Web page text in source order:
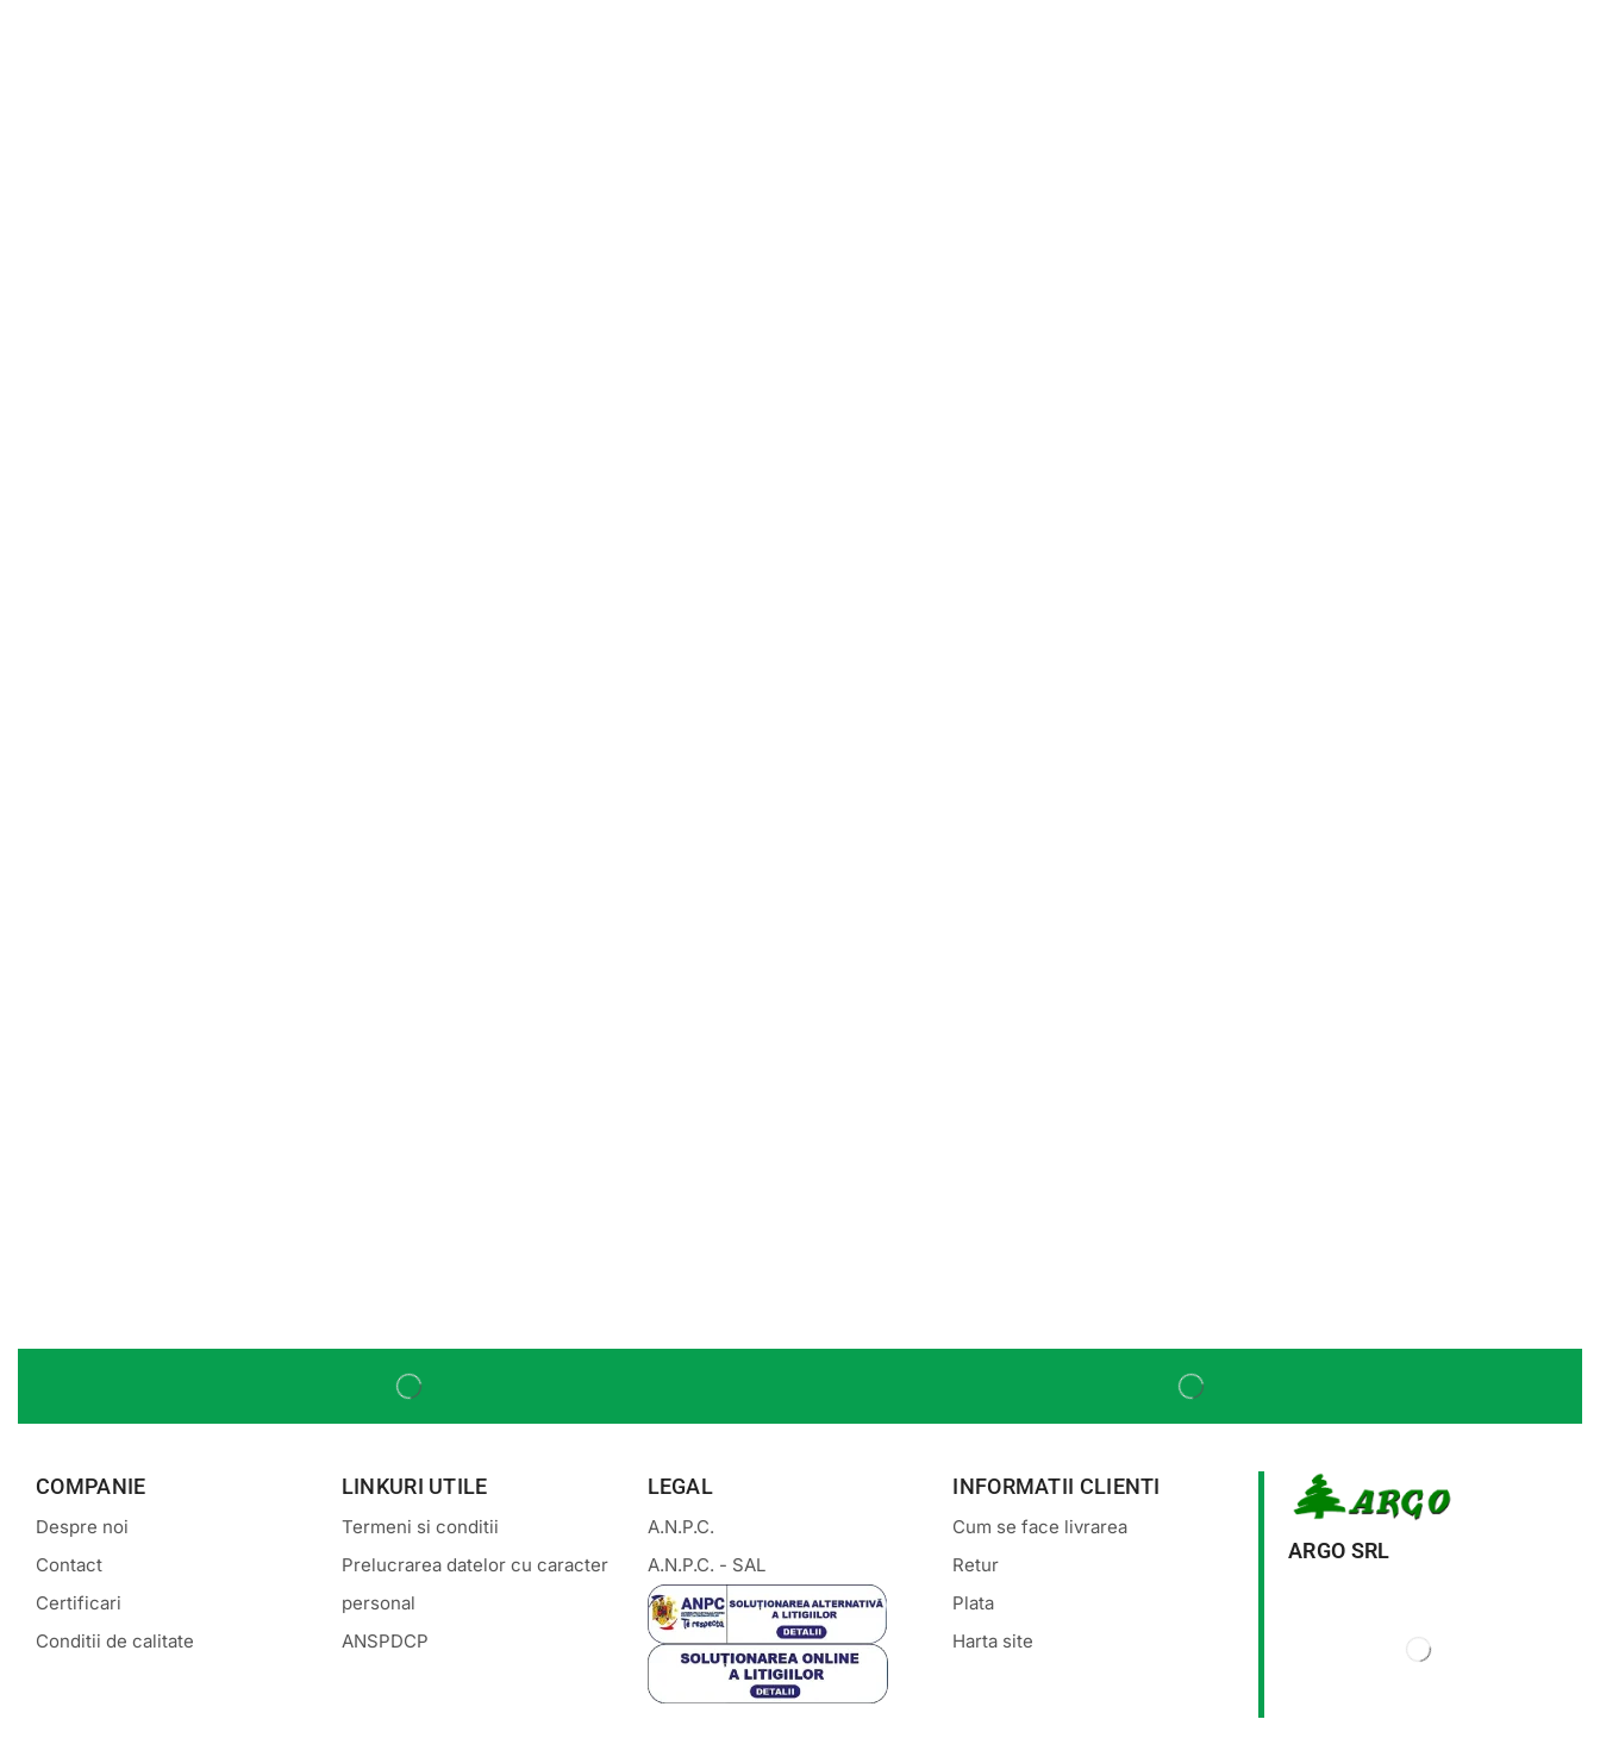
COMPANIE
Despre noi
Contact
Certificari
Conditii de calitate
LINKURI UTILE
Termeni si conditii
Prelucrarea datelor cu caracter
personal
ANSPDCP
LEGAL
A.N.P.C.
A.N.P.C. - SAL
INFORMATII CLIENTI
Cum se face livrarea
Retur
Plata
Harta site
ARGO SRL